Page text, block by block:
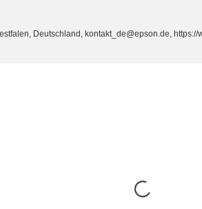
Deutschland, kontakt_de@epson.de, https://